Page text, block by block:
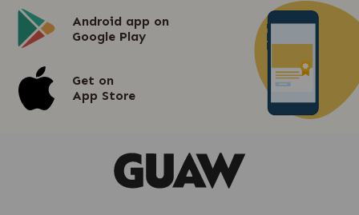
Android app on
Google Play
Get on
App Store